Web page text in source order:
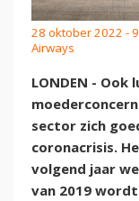
28 oktober 2022 -
Airways
LONDEN -
sector zich
coronacrisis.
volgend jaar
van 2019